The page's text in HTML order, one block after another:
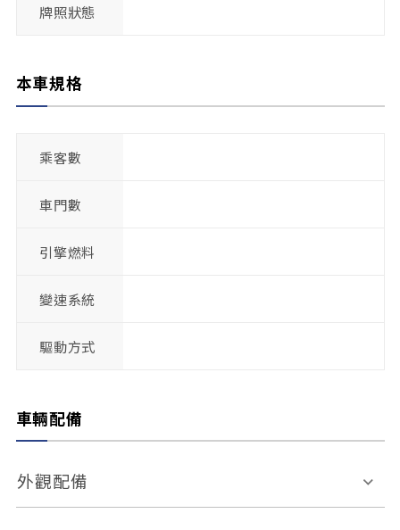
牌照狀態
本車規格
乘客數
車門數
引擎燃料
變速系統
驅動方式
車輛配備
外觀配備